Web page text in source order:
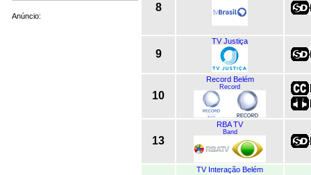
Anúncio:
8
9
TV Justiça
10
Record Belém
Record
13
RBA TV
Band
TV Interação Belém